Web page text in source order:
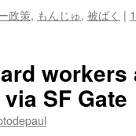
政策, もんじゅ, 被ばく |
SF Gate